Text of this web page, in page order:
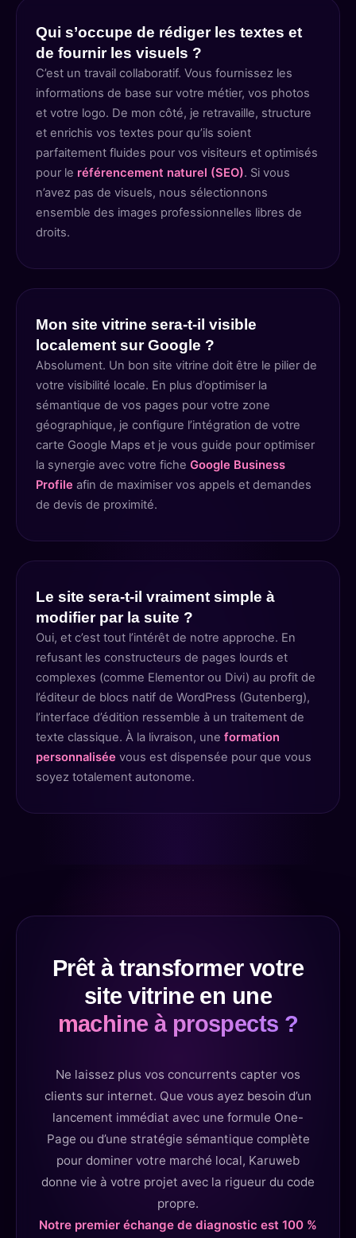
Qui s’occupe de rédiger les textes et
de fournir les visuels ?
C’est un travail collaboratif. Vous fournissez les
informations de base sur votre métier, vos photos
et votre logo. De mon côté, je retravaille, structure
et enrichis vos textes pour qu’ils soient
parfaitement fluides pour vos visiteurs et optimisés
pour le référencement naturel (SEO). Si vous
n’avez pas de visuels, nous sélectionnons
ensemble des images professionnelles libres de
droits.
Mon site vitrine sera-t-il visible
localement sur Google ?
Absolument. Un bon site vitrine doit être le pilier de
votre visibilité locale. En plus d’optimiser la
sémantique de vos pages pour votre zone
géographique, je configure l’intégration de votre
carte Google Maps et je vous guide pour optimiser
la synergie avec votre fiche Google Business
Profile afin de maximiser vos appels et demandes
de devis de proximité.
Le site sera-t-il vraiment simple à
modifier par la suite ?
Oui, et c’est tout l’intérêt de notre approche. En
refusant les constructeurs de pages lourds et
complexes (comme Elementor ou Divi) au profit de
l’éditeur de blocs natif de WordPress (Gutenberg),
l’interface d’édition ressemble à un traitement de
texte classique. À la livraison, une formation
personnalisée vous est dispensée pour que vous
soyez totalement autonome.
Prêt à transformer votre
site vitrine en une
machine à prospects ?
Ne laissez plus vos concurrents capter vos
clients sur internet. Que vous ayez besoin d’un
lancement immédiat avec une formule One-
Page ou d’une stratégie sémantique complète
pour dominer votre marché local, Karuweb
donne vie à votre projet avec la rigueur du code
propre.
Notre premier échange de diagnostic est 100 %